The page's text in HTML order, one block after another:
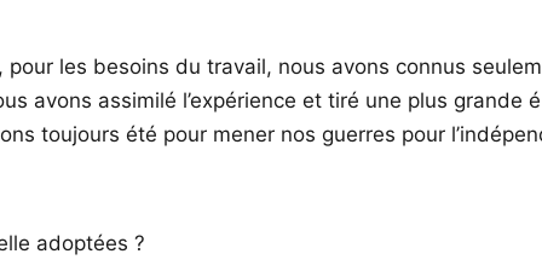
les besoins du travail, nous avons connus
avons assimilé l’expérience et tiré une plus
toujours été pour mener nos guerres pour
adoptées ?